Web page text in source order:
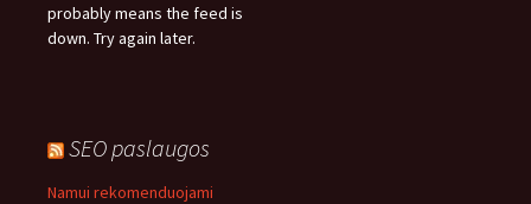
probably means the feed is
down. Try again later.
SEO paslaugos
Namui rekomenduojami